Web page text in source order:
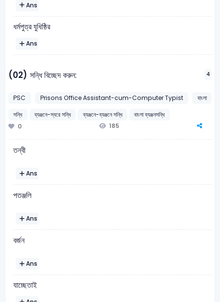
Ans
ধর্মপুত্র যুধিষ্ঠির
Ans
(02) সন্ধি বিচ্ছেদ করুন: 4
PSC Prisons Office Assistant-cum-Computer Typist
বাংলা
সন্ধি
ব্যঞ্জনে-স্বরে সন্ধি ব্যঞ্জনে-ব্যঞ্জনে সন্ধি
বাংলা ব্যঞ্জনসন্ধি
0
185
তন্বী
Ans
পতঞ্জলি
Ans
বর্জন
Ans
যাচ্ছেতাই